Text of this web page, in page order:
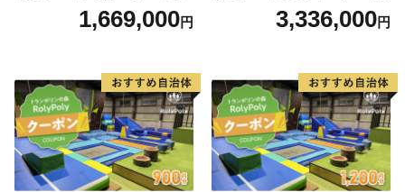
1,669,000円 3,336,000円